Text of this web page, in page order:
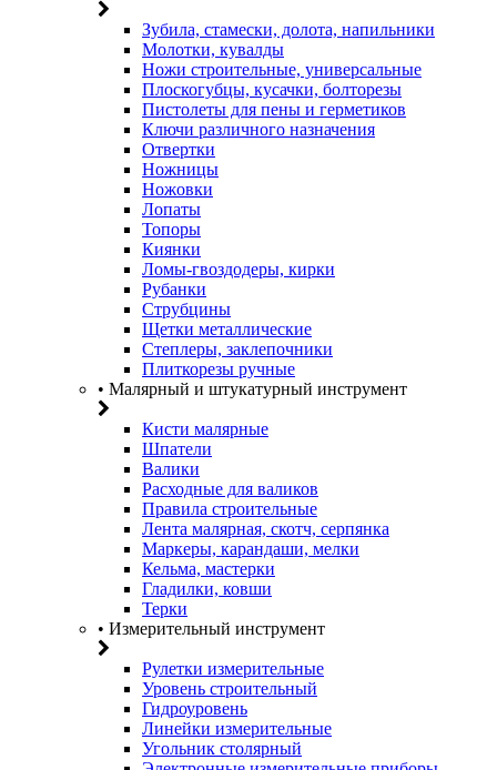
Зубила, стамески, долота, напильники
Молотки, кувалды
Ножи строительные, универсальные
Плоскогубцы, кусачки, болторезы
Пистолеты для пены и герметиков
Ключи различного назначения
Отвертки
Ножницы
Ножовки
Лопаты
Топоры
Киянки
Ломы-гвоздодеры, кирки
Рубанки
Струбцины
Щетки металлические
Степлеры, заклепочники
Плиткорезы ручные
• Малярный и штукатурный инструмент
Кисти малярные
Шпатели
Валики
Расходные для валиков
Правила строительные
Лента малярная, скотч, серпянка
Маркеры, карандаши, мелки
Кельма, мастерки
Гладилки, ковши
Терки
• Измерительный инструмент
Рулетки измерительные
Уровень строительный
Гидроуровень
Линейки измерительные
Угольник столярный